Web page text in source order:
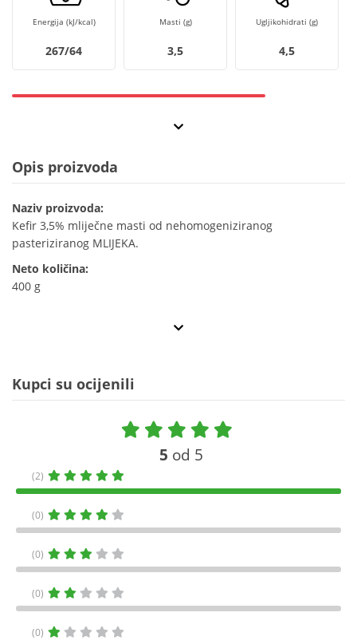
Energija (kJ/kcal)
267/64
Masti (g)
3,5
Ugljikohidrati (g)
4,5
Opis proizvoda
Naziv proizvoda:
Kefir 3,5% mliječne masti od nehomogeniziranog
pasteriziranog MLIJEKA.
Neto količina:
400 g
Kupci su ocijenili
5 od 5
(2)
(0)
(0)
(0)
(0)